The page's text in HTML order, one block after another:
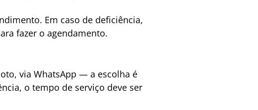
Em caso de deficiência,
fazer o agendamento.
via WhatsApp — a escolha é
o tempo de serviço deve ser